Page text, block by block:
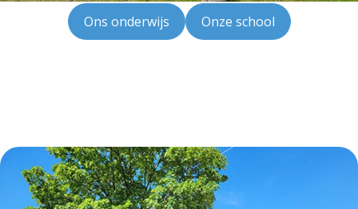
Ons onderwijs Onze school